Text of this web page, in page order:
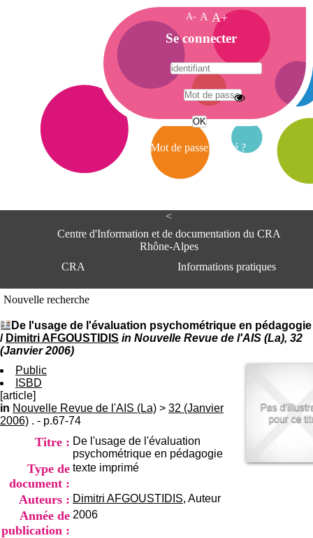
<
Centre d'Information et de documentation du CRA
Rhône-Alpes
CRA
Informations pratiques
du CRA Rhône-Alpes
Centre Hospitalier le Vinatier
bât 211
9h00-12h00 13h30-16h00
Fax:+33(0)4 37 91 54 37
Mail
Nouvelle recherche
De l'usage de l'évaluation psychométrique en pédagogie
/ Dimitri AFGOUSTIDIS in Nouvelle Revue de l'AIS (La), 32
(Janvier 2006)
Public
ISBD
[article]
in Nouvelle Revue de l'AIS (La) > 32 (Janvier
2006) . - p.67-74
Titre : De l'usage de l'évaluation
psychométrique en pédagogie
Type de
document :
texte imprimé
Auteurs : Dimitri AFGOUSTIDIS, Auteur
Année de
publication :
2006
A- A A+
A
c
c
e
i
Se connecter
Mot de passe oublié ?
A
e
e
n
f
t
n
e
t
e
D